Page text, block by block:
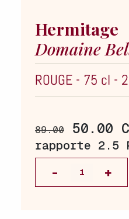
Hermitage
Domaine
ROUGE - 75 cl -
89.00 50.00
rapporte 2.5